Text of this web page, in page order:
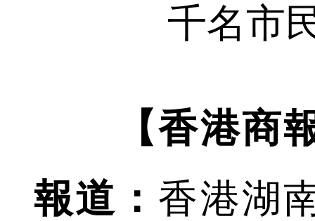
千名市
【香港商
報道： 香港湖